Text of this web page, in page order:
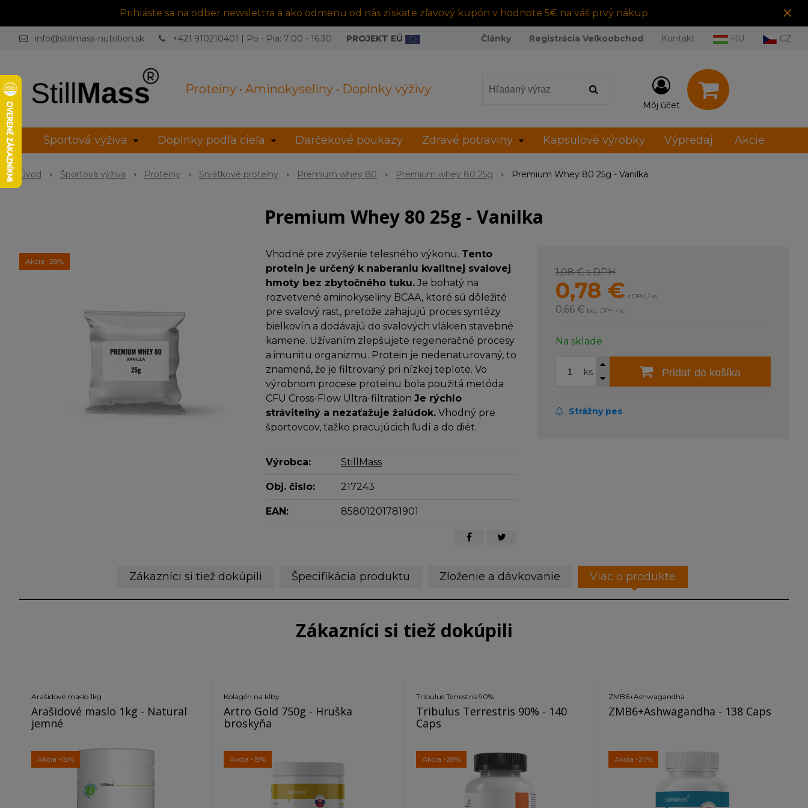
Prihláste sa na odber newslettra a ako odmenu od nás získate zľavový kupón v hodnote 5€ na váš prvý nákup. ×
Proteíny • Aminokyseliny • Doplnky výživy
info@stillmass-nutrition.sk +421 910210401 | Po - Pia: 7:00 - 16:30 PROJEKT EÚ Články Registrácia Veľkoobchod Kontakt HU CZ
Môj účet
Športová výživa Doplnky podľa cieľa Darčekové poukazy Zdravé potraviny Kapsulové výrobky Výpredaj Akcie
Úvod Športová výživa Proteíny Srvátkové proteíny Premium whey 80 Premium whey 80 25g Premium Whey 80 25g - Vanilka
Premium Whey 80 25g - Vanilka
Akcia -28%
1,08 €s DPH
0,78 € s DPH / ks
0,66 € bez DPH / ks
Na sklade
ks Pridať do košíka
Strážny pes
Vhodné pre zvýšenie telesného výkonu. Tento
protein je určený k naberaniu kvalitnej svalovej
hmoty bez zbytočného tuku.Je bohatý na
rozvetvené aminokyseliny BCAA, ktoré sú dôležité
pre svalový rast, pretože zahajujú proces syntézy
bielkovín a dodávajú do svalových vlákien stavebné
kamene. Užívaním zlepšujete regeneračné procesy
a imunitu organizmu. Protein je nedenaturovaný, to
znamená, že je filtrovaný pri nízkej teplote. Vo
výrobnom procese proteinu bola použitá metóda
CFU Cross-Flow Ultra-filtration Je rýchlo
stráviteľný a nezaťažuje žalúdok.Vhodný pre
športovcov, ťažko pracujúcich ľudí a do diét.
Výrobca: StillMass
Obj. čislo: 217243
EAN: 85801201781901
Zákazníci si tiež dokúpili Špecifikácia produktu Zloženie a dávkovanie Viac o produkte
Zákazníci si tiež dokúpili
Arašidové maslo 1kg
Arašidové maslo 1kg - Natural
jemné
Akcia -18%
Kolagén na kĺby
Artro Gold 750g - Hruška
broskyňa
Akcia -19%
Tribulus Terrestris 90%
Tribulus Terrestris 90% - 140
Caps
Akcia -28%
ZMB6+Ashwagandha
ZMB6+Ashwagandha - 138 Caps
Akcia -27%